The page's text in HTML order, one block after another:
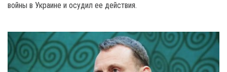
войны в Украине и осудил ее действия.